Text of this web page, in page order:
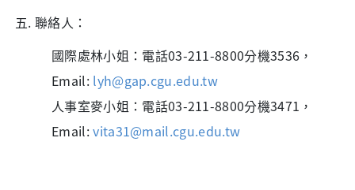
聯絡人：
國際處林小姐：電話03-211-8800分機3536，
Email: lyh@gap.cgu.edu.tw
人事室麥小姐：電話03-211-8800分機3471，
Email:vita31@mail.cgu.edu.tw